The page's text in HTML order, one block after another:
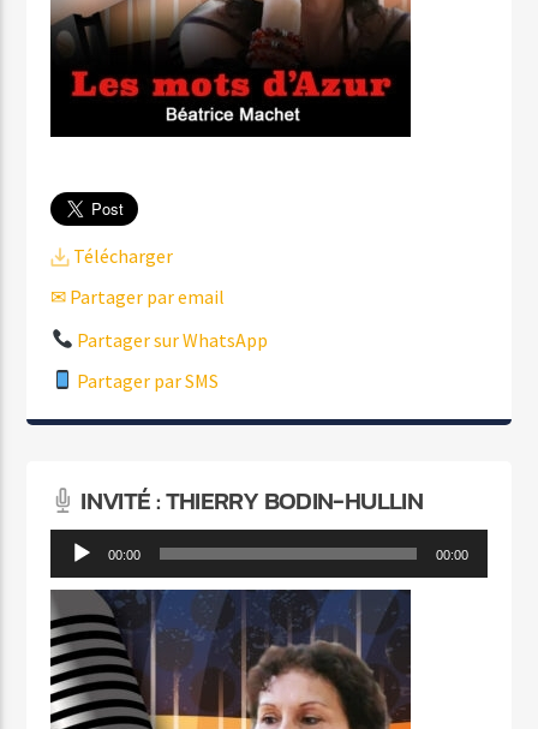
Télécharger
✉ Partager par email
Partager sur WhatsApp
Partager par SMS
INVITÉ : THIERRY BODIN-HULLIN
Lecteur 00:00 00:00